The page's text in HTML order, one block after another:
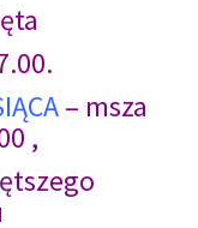
– msza
,